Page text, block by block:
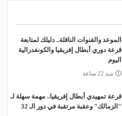
الموعد والقنوات الناقلة.. دليلك لمتابعة
قرعة دوري أبطال إفريقيا والكونفدرالية
اليوم
منذ 22 ساعة
قرعة تمهيدي أبطال إفريقيا.. مهمة سهلة لـ
"الزمالك" وعقبة مرتقبة في دور الـ 32